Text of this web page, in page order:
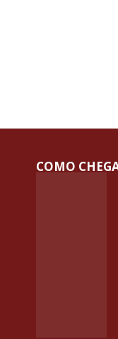
COMO